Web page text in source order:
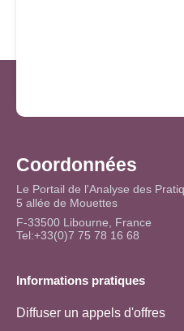
Coordonnées
Le Portail de l'Analyse des
5 allée de Mouettes
F-33500 Libourne, France
Tel:+33(0)7 75 78 16 68
Informations pratiques
Diffuser un appels d'offres